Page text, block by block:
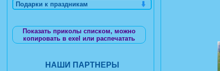
Подарки к праздникам
Показать приколы списком, можно
копировать в exel или распечатать
НАШИ ПАРТНЕРЫ